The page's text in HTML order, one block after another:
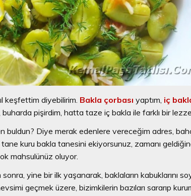
keşfettim diyebilirim. Bakla çorbası yaptım, iç
buharda pişirdim, hatta taze iç bakla ile farklı bir
Diye merak edenlere vereceğim adres,
kuru bakla tanesini ekiyorsunuz, zamanı
mahsulünüz oluyor.
yine bir ilk yaşanarak, baklaların kabuklarını
geçmek üzere, bizimkilerin bazıları sararıp